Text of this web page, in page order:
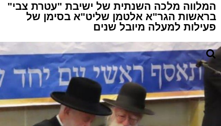
המלווה מלכה השנתית של ישיבת "עטרת צבי"
בראשות הגר"א אלטמן שליט"א בסימן של
פעילות למעלה מיובל שנים